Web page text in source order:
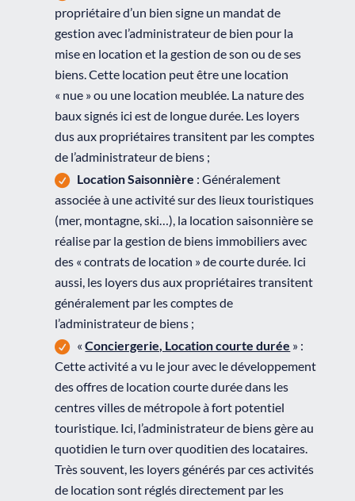
propriétaire d’un bien signe un mandat de
gestion avec l’administrateur de bien pour la
mise en location et la gestion de son ou de ses
biens. Cette location peut être une location
« nue » ou une location meublée. La nature des
baux signés ici est de longue durée. Les loyers
dus aux propriétaires transitent par les comptes
de l’administrateur de biens ;
Location Saisonnière : Généralement
associée à une activité sur des lieux touristiques
(mer, montagne, ski…), la location saisonnière se
réalise par la gestion de biens immobiliers avec
des « contrats de location » de courte durée. Ici
aussi, les loyers dus aux propriétaires transitent
généralement par les comptes de
l’administrateur de biens ;
«Conciergerie, Location courte durée » :
Cette activité a vu le jour avec le développement
des offres de location courte durée dans les
centres villes de métropole à fort potentiel
touristique. Ici, l’administrateur de biens gère au
quotidien le turn over quoditien des locataires.
Très souvent, les loyers générés par ces activités
de location sont réglés directement par les